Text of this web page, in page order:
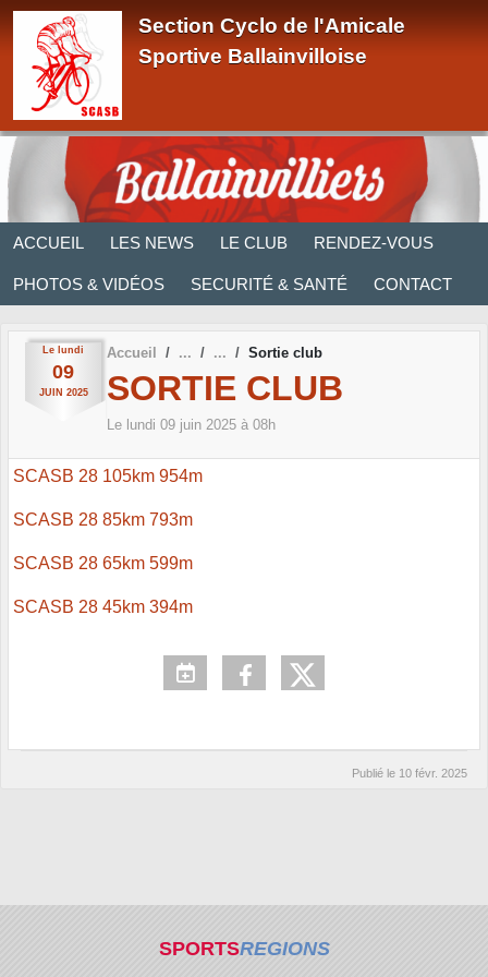
Section Cyclo de l'Amicale
Sportive Ballainvilloise
ACCUEIL LES NEWS LE CLUB RENDEZ-VOUS
PHOTOS & VIDÉOS SECURITÉ & SANTÉ CONTACT
Le lundi
09
JUIN 2025
Accueil Sortie club
SORTIE CLUB
Le lundi 09 juin 2025 à 08h
SCASB 28 105km 954m
SCASB 28 85km 793m
SCASB 28 65km 599m
SCASB 28 45km 394m
Publié le 10 févr. 2025
SPORTSREGIONS
Panneau de gestion des cookies